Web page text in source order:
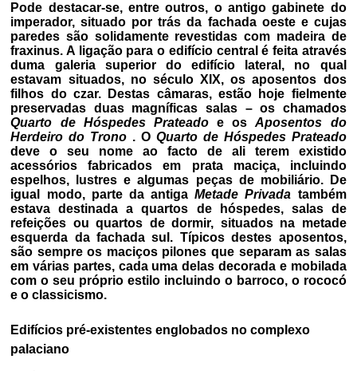
Pode destacar-se, entre outros, o antigo gabinete do
imperador, situado por trás da fachada oeste e cujas
paredes são solidamente revestidas com madeira de
fraxinus. A ligação para o edifício central é feita através
duma galeria superior do edifício lateral, no qual
estavam situados, no século XIX, os aposentos dos
filhos do czar. Destas câmaras, estão hoje fielmente
preservadas duas magníficas salas – os chamados
Quarto de Hóspedes Prateadoe osAposentos do
Herdeiro do Trono . O Quarto de Hóspedes Prateado
deve o seu nome ao facto de ali terem existido
acessórios fabricados em prata maciça, incluindo
espelhos, lustres e algumas peças de mobiliário. De
igual modo, parte da antigaMetade Privada também
estava destinada a quartos de hóspedes, salas de
refeições ou quartos de dormir, situados na metade
esquerda da fachada sul. Típicos destes aposentos,
são sempre os maciços pilones que separam as salas
em várias partes, cada uma delas decorada e mobilada
com o seu próprio estilo incluindo o barroco, o rococó
e o classicismo.
Edifícios pré-existentes englobados no complexo
palaciano